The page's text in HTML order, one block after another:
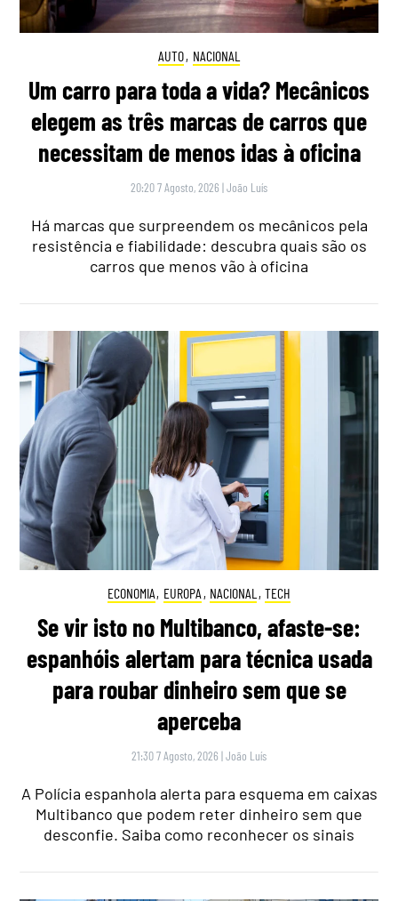
AUTO, NACIONAL
Um carro para toda a vida? Mecânicos
elegem as três marcas de carros que
necessitam de menos idas à oficina
20:20 7 Agosto, 2026 |João Luís
Há marcas que surpreendem os mecânicos pela
resistência e fiabilidade: descubra quais são os
carros que menos vão à oficina
ECONOMIA, EUROPA , NACIONAL , TECH
Se vir isto no Multibanco, afaste-se:
espanhóis alertam para técnica usada
para roubar dinheiro sem que se
aperceba
21:30 7 Agosto, 2026 |João Luís
A Polícia espanhola alerta para esquema em caixas
Multibanco que podem reter dinheiro sem que
desconfie. Saiba como reconhecer os sinais